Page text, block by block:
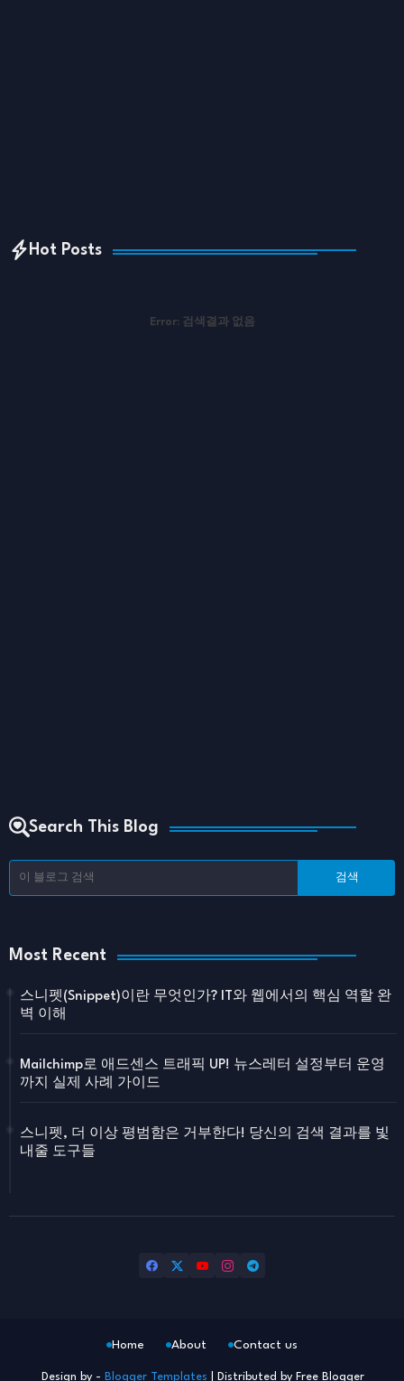
Hot Posts
Error: 검색결과 없음
Search This Blog
Most Recent
스니펫(Snippet)이란 무엇인가? IT와 웹에서의 핵심 역할 완
벽 이해
Mailchimp로 애드센스 트래픽 UP! 뉴스레터 설정부터 운영
까지 실제 사례 가이드
스니펫, 더 이상 평범함은 거부한다! 당신의 검색 결과를 빛
내줄 도구들
Design by - Blogger Templates | Distributed by Free Blogger
Home About Contact us